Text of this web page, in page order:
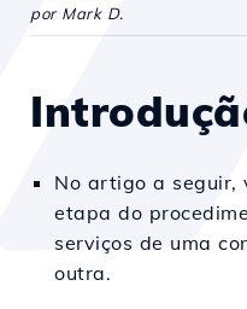
por Mark D.
No artigo a seguir,
etapa do
serviços de uma
outra.